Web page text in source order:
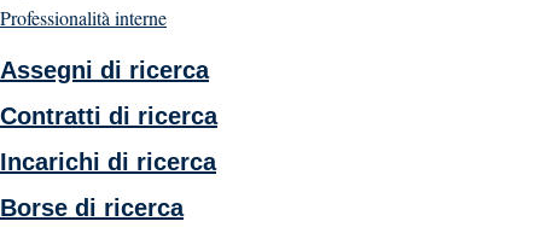
Professionalità interne
Assegni di ricerca
Contratti di ricerca
Incarichi di ricerca
Borse di ricerca